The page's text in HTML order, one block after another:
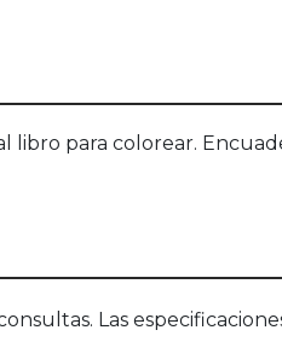
libro para colorear.
Las